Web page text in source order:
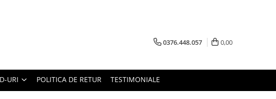
0376.448.057 0,00
URI POLITICA DE RETUR TESTIMONIALE